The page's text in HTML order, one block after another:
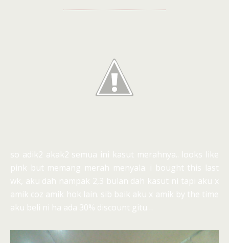
so adik2 akak2 semua ini kasut merahnya.. looks like
pink but memang merah menyala. i bought this last
wk, aku dah nampak 2,3 bulan dah kasut ni tapi aku x
amik coz amik hok lain. sib baik aku x amik by the time
aku beli ni ha ada 30% discount gitu…